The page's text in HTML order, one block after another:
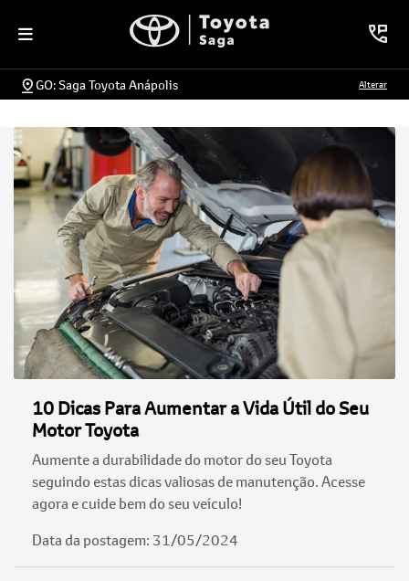
GO: Saga Toyota Anápolis Alterar
10 Dicas Para Aumentar a Vida Útil do Seu
Motor Toyota
Aumente a durabilidade do motor do seu Toyota
seguindo estas dicas valiosas de manutenção. Acesse
agora e cuide bem do seu veículo!
Data da postagem: 31/05/2024